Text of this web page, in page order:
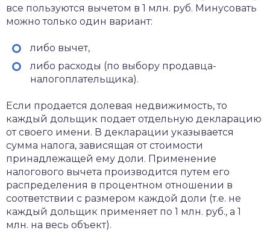
все пользуются вычетом в 1 млн. руб. Минусовать
можно только один вариант:
либо вычет,
либо расходы (по выбору продавца-
налогоплательщика).
Если продается долевая недвижимость, то
каждый дольщик подает отдельную декларацию
от своего имени. В декларации указывается
сумма налога, зависящая от стоимости
принадлежащей ему доли. Применение
налогового вычета производится путем его
распределения в процентном отношении в
соответствии с размером каждой доли (т.е. не
каждый дольщик применяет по 1 млн. руб., а 1
млн. на весь объект).